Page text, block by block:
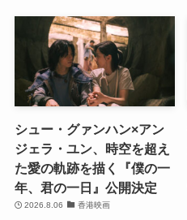
シュー・グァンハン×アン
ジェラ・ユン、時空を超え
た愛の軌跡を描く『僕の一
年、君の一日』公開決定
2026.8.06 香港映画